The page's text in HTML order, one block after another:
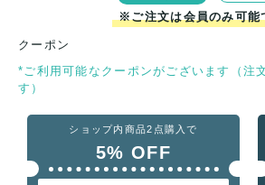
※ご注文は会員のみ可能
クーポン
*ご利用可能なクーポンがございます（注
す）
ショップ内商品2点購入で
5% OFF